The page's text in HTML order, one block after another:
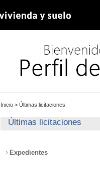
Inicio > Últimas licitaciones
Últimas licitaciones
Expedientes